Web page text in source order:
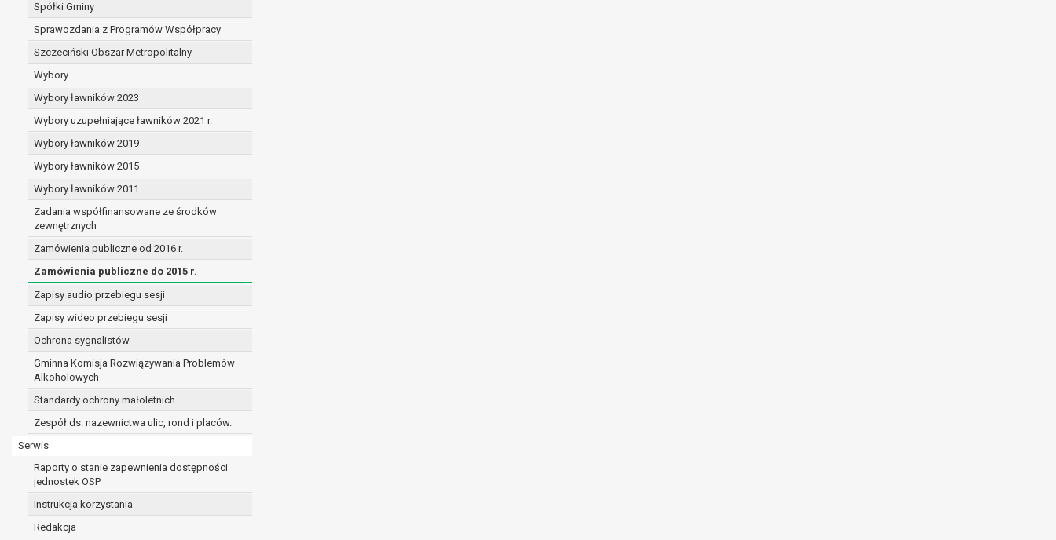
Spółki Gminy
Sprawozdania z Programów Współpracy
Szczeciński Obszar Metropolitalny
Wybory
Wybory ławników 2023
Wybory uzupełniające ławników 2021 r.
Wybory ławników 2019
Wybory ławników 2015
Wybory ławników 2011
Zadania współfinansowane ze środków
zewnętrznych
Zamówienia publiczne od 2016 r.
Zamówienia publiczne do 2015 r.
Zapisy audio przebiegu sesji
Zapisy wideo przebiegu sesji
Ochrona sygnalistów
Gminna Komisja Rozwiązywania Problemów
Alkoholowych
Standardy ochrony małoletnich
Zespół ds. nazewnictwa ulic, rond i placów.
Serwis
Raporty o stanie zapewnienia dostępności
jednostek OSP
Instrukcja korzystania
Redakcja